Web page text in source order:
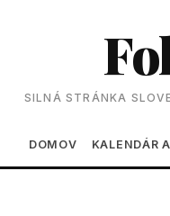
SILNÁ STRÁNKA
Main
DOMOV KALENDÁR